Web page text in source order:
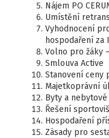
Nájem PO
Umístění
Vyhodnocení
hospodaření
Volno pro žáky
Smlouva Active
Stanovení ceny
Majetkoprávní
Byty a
Řešení
Hospodaření
Zásady pro